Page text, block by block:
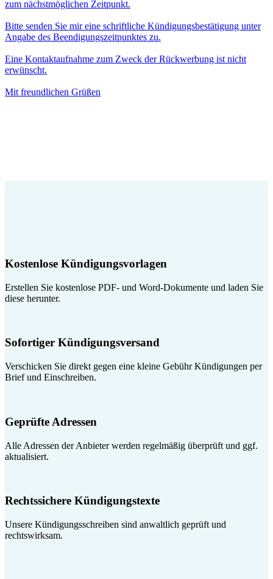
zum nächstmöglichen Zeitpunkt.
Bitte senden Sie mir eine schriftliche Kündigungsbestätigung unter
Angabe des Beendigungszeitpunktes zu.
Eine Kontaktaufnahme zum Zweck der Rückwerbung ist nicht
erwünscht.
Mit freundlichen Grüßen
Kostenlose Kündigungsvorlagen
Erstellen Sie kostenlose PDF- und Word-Dokumente und laden Sie
diese herunter.
Sofortiger Kündigungsversand
Verschicken Sie direkt gegen eine kleine Gebühr Kündigungen per
Brief und Einschreiben.
Geprüfte Adressen
Alle Adressen der Anbieter werden regelmäßig überprüft und ggf.
aktualisiert.
Rechtssichere Kündigungstexte
Unsere Kündigungsschreiben sind anwaltlich geprüft und
rechtswirksam.